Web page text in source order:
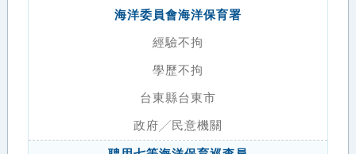
海洋委員會海洋保育署
經驗不拘
學歷不拘
台東縣台東市
政府╱民意機關